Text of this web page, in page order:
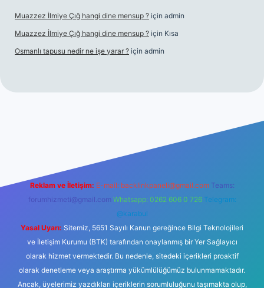
Muazzez İlmiye Çığ hangi dine mensup ? için admin
Muazzez İlmiye Çığ hangi dine mensup ? için Kısa
Osmanlı tapusu nedir ne işe yarar ? için admin
m elexbet
Reklam ve İletişim: E-mail: backlinkpaneli@gmail.com Teams:
forumhizmeti@gmail.com Whatsapp: 0262 606 0 726 Telegram:
@karabul
Yasal Uyarı: Sitemiz, 5651 Sayılı Kanun gereğince Bilgi Teknolojileri
ve İletişim Kurumu (BTK) tarafından onaylanmış bir Yer Sağlayıcı
olarak hizmet vermektedir. Bu nedenle, sitedeki içerikleri proaktif
olarak denetleme veya araştırma yükümlülüğümüz bulunmamaktadır.
Ancak, üyelerimiz yazdıkları içeriklerin sorumluluğunu taşımakta olup,